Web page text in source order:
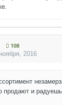
108
2016
продают и